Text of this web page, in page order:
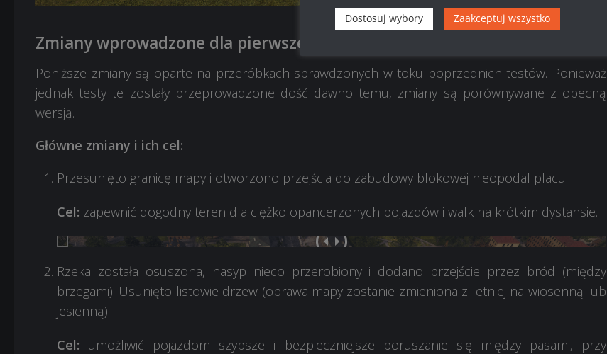
Zmiany wprowadzone dla pierwszego Supertestu są następujące:
Poniższe zmiany są oparte na przeróbkach sprawdzonych w toku poprzednich testów. Ponieważ
jednak testy te zostały przeprowadzone dość dawno temu, zmiany są porównywane z obecną
wersją.
Główne zmiany i ich cel:
Przesunięto granicę mapy i otworzono przejścia do zabudowy blokowej nieopodal placu.
Cel: zapewnić dogodny teren dla ciężko opancerzonych pojazdów i walk na krótkim dystansie.
Rzeka została osuszona, nasyp nieco przerobiony i dodano przejście przez bród (między
brzegami). Usunięto listowie drzew (oprawa mapy zostanie zmieniona z letniej na wiosenną lub
jesienną).
Cel: umożliwić pojazdom szybsze i bezpieczniejsze poruszanie się między pasami, przy
Dostosuj wybory Zaakceptuj wszystko